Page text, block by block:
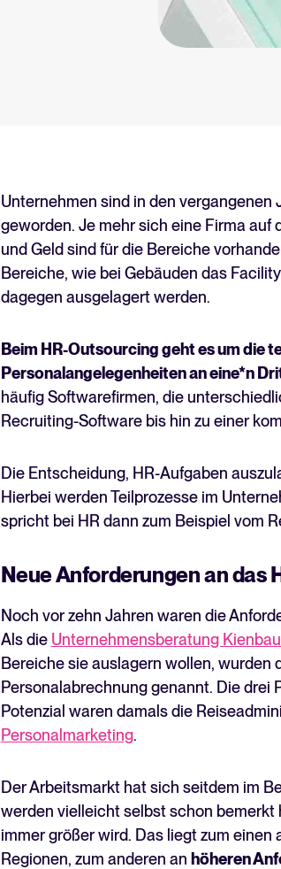
Tellent
EMPFOHLEN
Unternehmen sind in den
geworden. Je mehr sich eine Firma
und Geld sind für die Bereiche
Bereiche, wie bei Gebäuden das
dagegen ausgelagert werden.
Beim HR-Outsourcing geht es um die
Personalangelegenheiten an eine*n
häufig Softwarefirmen, die
Recruiting-Software bis hin zu einer
Die Entscheidung, HR-Aufgaben
Hierbei werden Teilprozesse im
spricht bei HR dann zum Beispiel vom
Neue Anforderungen an das
Noch vor zehn Jahren waren die
Als die Unternehmensberatung
Bereiche sie auslagern wollen, wurden
Personalabrechnung genannt. Die
Potenzial waren damals die
Personalmarketing.
Der Arbeitsmarkt hat sich seitdem im
werden vielleicht selbst schon bemerkt
immer größer wird. Das liegt zum einen
Regionen, zum anderen an höheren